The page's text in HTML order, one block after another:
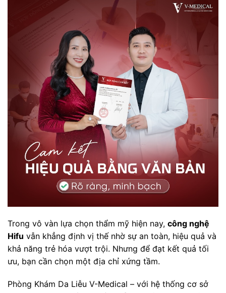
Trong vô vàn lựa chọn thẩm mỹ hiện nay, công nghệ
Hifu vẫn khẳng định vị thế nhờ sự an toàn, hiệu quả và
khả năng trẻ hóa vượt trội. Nhưng để đạt kết quả tối
ưu, bạn cần chọn một địa chỉ xứng tầm.
Phòng Khám Da Liễu V-Medical – với hệ thống cơ sở